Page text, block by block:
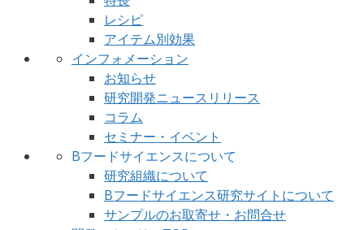
レシピ
アイテム別効果
インフォメーション
お知らせ
研究開発ニュースリリース
コラム
セミナー・イベント
Bフードサイエンスについて
研究組織について
Bフードサイエンス研究サイトについて
サンプルのお取寄せ・お問合せ